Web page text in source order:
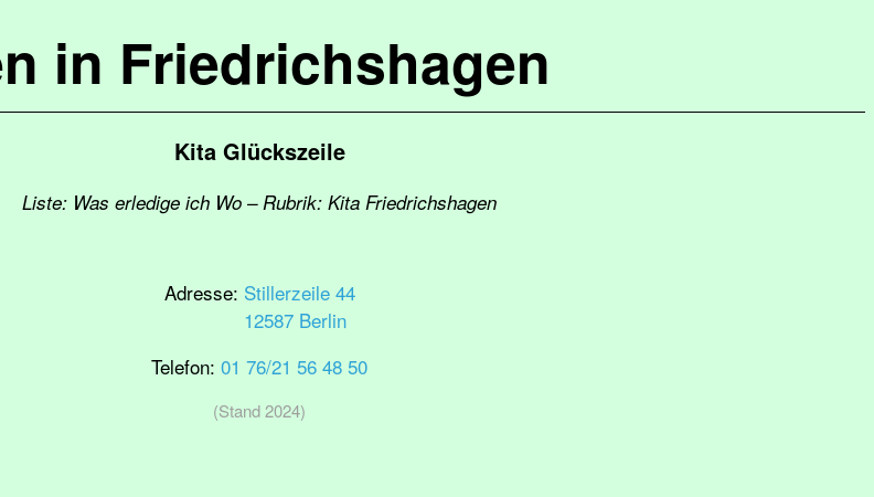
in Friedrichshagen
Kita Glückszeile
Liste: Was erledige ich Wo – Rubrik: Kita Friedrichshagen
Adresse: Stillerzeile 44
12587 Berlin
Telefon: 01 76/21 56 48 50
(Stand 2024)